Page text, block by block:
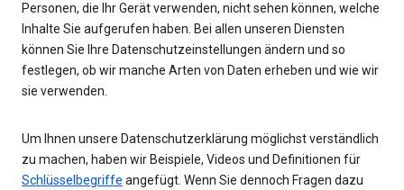
Personen, die Ihr Gerät verwenden, nicht sehen können, welche
Inhalte Sie aufgerufen haben. Bei allen unseren Diensten
können Sie Ihre Datenschutzeinstellungen ändern und so
festlegen, ob wir manche Arten von Daten erheben und wie wir
sie verwenden.
Um Ihnen unsere Datenschutzerklärung möglichst verständlich
zu machen, haben wir Beispiele, Videos und Definitionen für
Schlüsselbegriffe angefügt. Wenn Sie dennoch Fragen dazu